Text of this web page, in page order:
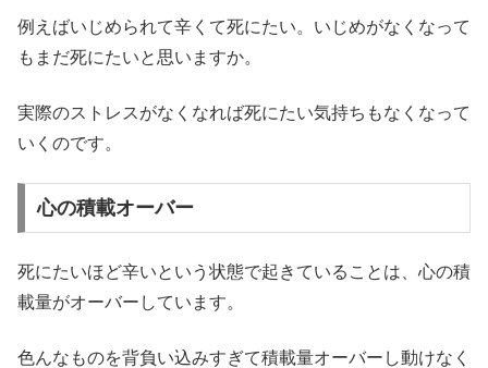
例えばいじめられて辛くて死にたい。いじめがなくなって
もまだ死にたいと思いますか。
実際のストレスがなくなれば死にたい気持ちもなくなって
いくのです。
心の積載オーバー
死にたいほど辛いという状態で起きていることは、心の積
載量がオーバーしています。
色んなものを背負い込みすぎて積載量オーバーし動けなく